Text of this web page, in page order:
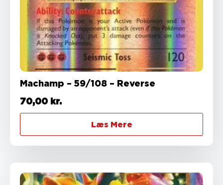
Machamp – 59/108 – Reverse
70,00 kr.
Læs Mere